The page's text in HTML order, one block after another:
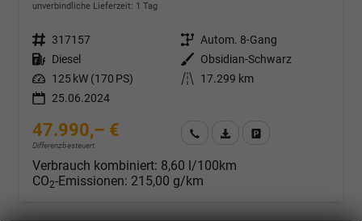
unverbindliche Lieferzeit: 1 Tag
Fahrzeugnr. 317157 Getriebe Autom. 8-Gang
Kraftstoff Diesel Außenfarbe
Obsidian-Schwarz
Leistung 125 kW (170 PS) Kilometerstand
17.299 km
25.06.2024
47.990,– €
Differenzbesteuert
Wir rufen Sie anFahrzeugexposé (PDF)
Verbrauch kombiniert: 8,60 l/100km
CO2-Emissionen: 215,00 g/km